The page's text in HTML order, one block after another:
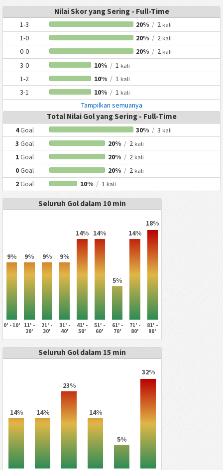
Nilai Skor yang Sering - Full-Time
1-3 20% / 2 kali
1-0 20% / 2 kali
0-0 20% / 2 kali
3-0 10% /1 kali
1-2 10% /1 kali
3-1 10% /1 kali
Tampilkan semuanya
Total Nilai Gol yang Sering - Full-Time
4Goal 30% / 3 kali
3 Goal 20% /2 kali
1Goal 20% /2 kali
0Goal 20% /2 kali
2Goal 10% /1 kali
Seluruh Gol dalam 10 min
9% 9% 9% 9%
14% 14%
5%
14%
18%
0' - 10'
11' -
20'
21' -
30'
31' -
40'
41' -
50'
51' -
60'
61' -
70'
71' -
80'
81' -
90'
Seluruh Gol dalam 15 min
14% 14%
23%
14%
5%
32%